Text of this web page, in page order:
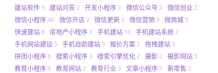
建站软件 5 建站问答2 开发小程序2 微信公众号 2 微信创业 2
微信小程序46 微信开店2 微信更新2 微信营销 3 微商城 5
快速建站8 房地产小程序2 手机建站 16 手机建站系统2
手机网站建设 5 手机自助建站 3 报价方案2 拖拽建站 3
拼团小程序8 搜索小程序 3 搜索引擎优化2 摄影2 摄影网站 5
教育小程序9 教育网站2 教育行业 3 文章小程序7 新零售 2